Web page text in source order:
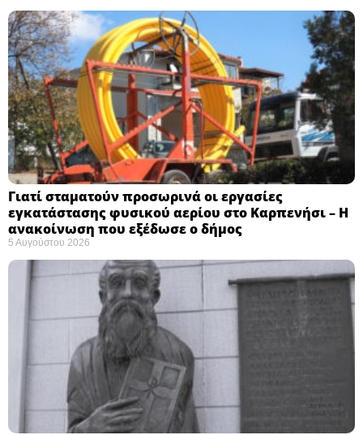
Γιατί σταματούν προσωρινά οι εργασίες
εγκατάστασης φυσικού αερίου στο Καρπενήσι – Η
ανακοίνωση που εξέδωσε ο δήμος
5 Αυγούστου 2026